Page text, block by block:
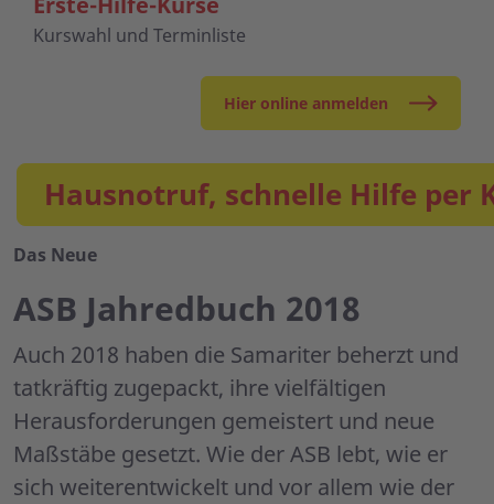
Kurswahl und Terminliste
Hier online anmelden
Hausnotruf, schnelle Hilfe per
Das Neue
ASB Jahredbuch 2018
Auch 2018 haben die Samariter beherzt und
tatkräftig zugepackt, ihre vielfältigen
Herausforderungen gemeistert und neue
Maßstäbe gesetzt. Wie der ASB lebt, wie er
sich weiterentwickelt und vor allem wie der